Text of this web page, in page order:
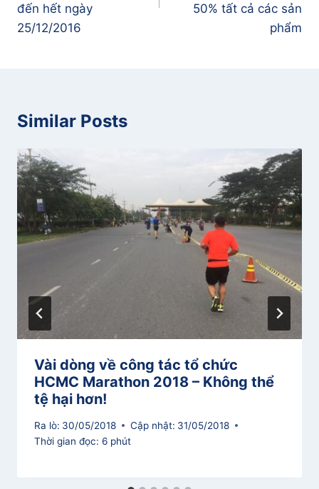
đến hết ngày
25/12/2016
50% tất cả các sản
phẩm
Similar Posts
Vài dòng về công tác tổ chức
HCMC Marathon 2018 – Không thể
tệ hại hơn!
Ra lò: 30/05/2018 Cập nhật: 31/05/2018
Thời gian đọc: 6 phút